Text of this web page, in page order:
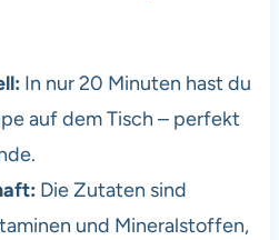
In nur 20 Minuten hast du
auf dem Tisch – perfekt
Die Zutaten sind
und Mineralstoffen,